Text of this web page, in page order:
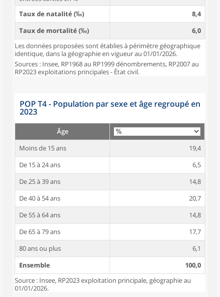
Taux de natalité (‰)
8,4
Taux de mortalité (‰)
6,0
Les données proposées sont établies à périmètre géographique
identique, dans la géographie en vigueur au 01/01/2026.
Sources : Insee, RP1968 au RP1999 dénombrements, RP2007 au
RP2023 exploitations principales - État civil.
POP T4 - Population par sexe et âge regroupé en
2023
Âge
Moins de 15 ans
19,4
De 15 à 24 ans
6,5
De 25 à 39 ans
14,8
De 40 à 54 ans
20,7
De 55 à 64 ans
14,8
De 65 à 79 ans
17,7
80 ans ou plus
6,1
Ensemble
100,0
Source : Insee, RP2023 exploitation principale, géographie au
01/01/2026.